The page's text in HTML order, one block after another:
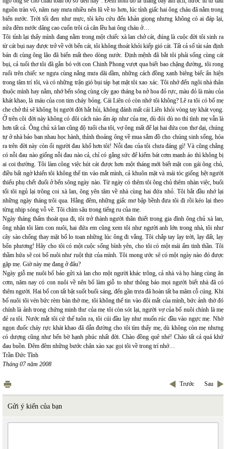
nguồn tràn vô, năm nay mưa nhiều nên lũ về to hơn, lúc tỉnh giấc hai ông cháu đã nằm trong
biển nước. Trời tối đen như mực, tôi kêu cứu đến khản giọng nhưng không có ai đáp lại,
nửa đêm nước dâng cao cuốn trôi cả căn lều hai ông cháu ở…
Tôi tỉnh lại thấy mình đang nằm trong một chiếc xà lan chở cát, đúng là cuộc đời tôi sinh ra
từ cát bụi nay được trở về với bến cát, tôi không thoát khỏi kiếp gió cát. Tất cả số tài sản định
bán đi cùng ông lão đã biến mất theo dòng nước. Định mệnh đã bắt tôi phải sống cùng cát
bụi, cả tuổi thơ tôi đã gắn bó với con Chinh Phong vượt qua biết bao chặng đường, tôi rong
ruổi trên chiếc xe ngựa cùng nắng mưa dãi dầm, những cách đồng xanh biêng biếc ẩn hiện
trong tâm trí tôi, và có những trận gió bụi táp bạt mặt tôi xao xác. Tôi nhớ đến ngôi nhà thân
thuộc mình hay nằm, nhớ bến sông cùng cây gạo tháng ba nở hoa đỏ rực, màu đỏ là màu của
khát khao, là máu của con tim cháy bỏng. Cái Liên có còn nhớ tôi không? Lẽ ra tôi có bố mẹ
che chở thì sẽ không bị người đời hắt hủi, không đánh mất cái Liên khỏi vòng tay khát vọng.
Ở trên cõi đời này không có đôi cách nào ấm áp như của mẹ, dù đói dù no thì tình mẹ vẫn là
hơn tất cả. Ông chủ xà lan cũng độ tuổi cha tôi, vợ ông mất để lại hai đứa con thơ dại, chúng
tự ở nhà bảo ban nhau học hành, thỉnh thoảng ông về mua sắm đồ cho chúng sinh sống, hóa
ra trên đời này còn ối người đau khổ hơn tôi! Nỗi đau của tôi chưa đáng gì! Và cũng chẳng
có nỗi đau nào giống nỗi đau nào cả, chỉ có gắng sức để kiếm bát cơm manh áo thì không bị
ai coi thường. Tôi làm công việc hút cát được hơn một tháng mới biết mặt con gái ông chủ,
điều bất ngờ khiến tôi không thể tin vào mắt mình, cả khuôn mặt và mái tóc giống hệt người
thiếu phụ chết đuối ở bến sông ngày nào. Từ ngày có thêm tôi ông chủ thêm nhàn việc, buổi
tối tôi ngủ lại trông coi xà lan, ông yên tâm về nhà cùng hai đứa nhỏ. Tôi bắt đầu nhớ lại
những ngày tháng trôi qua. Hằng đêm, những giấc mơ bập bềnh đưa tôi đi rồi kéo lại theo
từng nhịp sóng vỗ về. Tôi chìm sâu trong tiếng ru của mẹ.
Ngày tháng thấm thoát qua đi, tôi trở thành người thân thiết trong gia đình ông chủ xà lan,
ông nhận tôi làm con nuôi, hai đứa em cũng xem tôi như người anh lớn trong nhà, tôi như
cây sào chống thay mặt bố lo toan những lúc ông đi vắng. Tôi chắp tay lạy trời, lạy đất, lạy
bốn phương! Hãy cho tôi có một cuộc sống bình yên, cho tôi có một mái ấm tinh thần. Tôi
thầm hứa sẽ coi bố nuôi như ruột thịt của mình. Tôi mong ước sẽ có một ngày nào đó được
gặp mẹ. Giờ này mẹ đang ở đâu?
Ngày giỗ mẹ nuôi bố bảo gửi xà lan cho một người khác trông, cả nhà và họ hàng cùng ăn
cơm, năm nay có con nuôi về nên bố làm giỗ to như thông báo mọi người biết nhà đã có
thêm người. Hai bố con tất bật suốt buổi sáng, đến gần trưa đã hoàn tất ba mâm cỗ cúng. Khi
bố nuôi tôi vén bức rèm bàn thờ mẹ, tôi không thể tin vào đôi mắt của mình, bức ảnh thờ đó
chính là ảnh trong chứng minh thư của mẹ tôi còn sót lại, người vợ của bố nuôi chính là mẹ
đẻ ra tôi. Nước mắt tôi cứ thế tuôn ra, tôi cúi đầu lạy như muốn rúc đầu vào ngực mẹ. Nhờ
ngọn đuốc cháy rực khát khao đã dẫn đường cho tôi tìm thấy mẹ, dù không còn mẹ nhưng
có dượng cũng như bến bờ hạnh phúc nhất đời. Chào đồng quê nhé! Chào tất cả quá khứ
đau buồn. Đêm đêm những bước chân xào xạc gọi tôi về trong trí nhớ…
Trần Đức Tĩnh
Tháng 07 năm 2008
Trước Sau
Gửi ý kiến của bạn